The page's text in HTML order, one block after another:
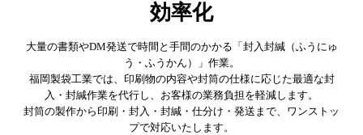
効率化
大量の書類やDM発送で時間と手間のかかる「封入封緘（ふうにゅ
う・ふうかん）」作業。
福岡製袋工業では、印刷物の内容や封筒の仕様に応じた最適な封
入・封緘作業を代行し、お客様の業務負担を軽減します。
封筒の製作から印刷・封入・封緘・仕分け・発送まで、ワンストッ
プで対応いたします。